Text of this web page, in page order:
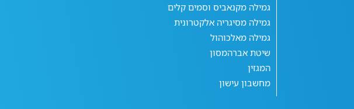
גמילה מקנאביס וסמים קלים
גמילה מסיגריה אלקטרונית
גמילה מאלכוהול
שיטת אברהמסון
המגזין
מחשבון עישון